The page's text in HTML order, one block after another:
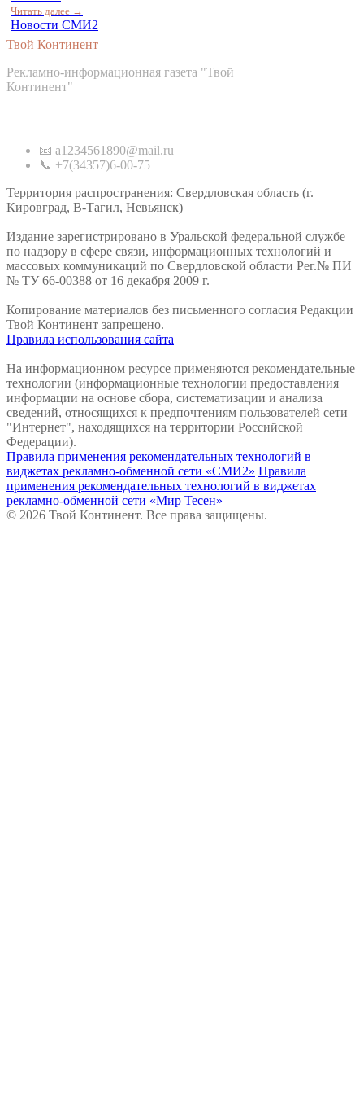
Читать далее →
Новости СМИ2
Твой Континент
Рекламно-информационная газета "Твой
Континент"
📧 a1234561890@mail.ru
📞 +7(34357)6-00-75
Территория распространения: Свердловская область (г.
Кировград, В-Тагил, Невьянск)
Издание зарегистрировано в Уральской федеральной службе
по надзору в сфере связи, информационных технологий и
массовых коммуникаций по Свердловской области Рег.№ ПИ
№ ТУ 66-00388 от 16 декабря 2009 г.
Копирование материалов без письменного согласия Редакции
Твой Континент запрещено.
Правила использования сайта
На информационном ресурсе применяются рекомендательные
технологии (информационные технологии предоставления
информации на основе сбора, систематизации и анализа
сведений, относящихся к предпочтениям пользователей сети
"Интернет", находящихся на территории Российской
Федерации).
Правила применения рекомендательных технологий в
виджетах рекламно-обменной сети «СМИ2» Правила
применения рекомендательных технологий в виджетах
рекламно-обменной сети «Мир Тесен»
© 2026 Твой Континент. Все права защищены.